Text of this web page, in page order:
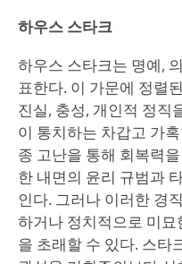
하우스 스타크
하우스 스타크는 명예,
표한다. 이 가문에 정렬
진실, 충성, 개인적 정직
이 통치하는 차갑고 가
종 고난을 통해 회복력
한 내면의 윤리 규범과
인다. 그러나 이러한 경
하거나 정치적으로 미
을 초래할 수 있다. 스타